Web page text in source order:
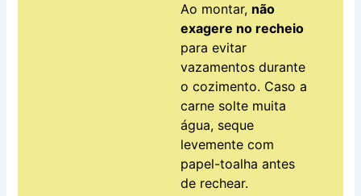
Ao montar, não
exagere no recheio
para evitar
vazamentos durante
o cozimento. Caso a
carne solte muita
água, seque
levemente com
papel-toalha antes
de rechear.